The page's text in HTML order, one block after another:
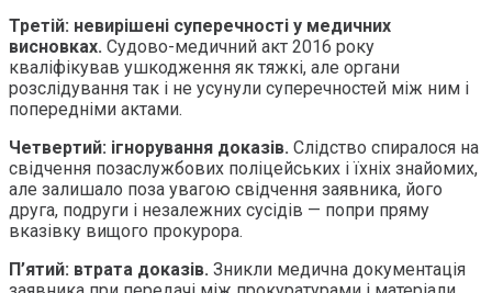
Третій: невирішені суперечності у медичних
висновках. Судово-медичний акт 2016 року
кваліфікував ушкодження як тяжкі, але органи
розслідування так і не усунули суперечностей між ним і
попередніми актами.
Четвертий: ігнорування доказів. Слідство спиралося на
свідчення позаслужбових поліцейських і їхніх знайомих,
але залишало поза увагою свідчення заявника, його
друга, подруги і незалежних сусідів — попри пряму
вказівку вищого прокурора.
П’ятий: втрата доказів. Зникли медична документація